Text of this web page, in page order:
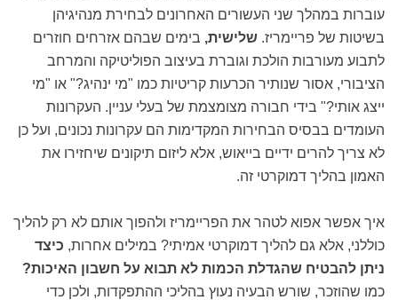
עוברות במהלך שני העשורים האחרונים לבחירת מנהיגיהן
בשיטות של פריימריז. שלישית, בימים שבהם אזרחים חוזרים
לתבוע מעורבות הולכת וגוברת בעיצוב הפוליטיקה והמרחב
הציבורי, אסור שנותיר הכרעות קריטיות כמו "מי ינהיג?" או "מי
ייצג אותי?" בידי חבורה מצומצמת של בעלי עניין. העקרונות
העומדים בבסיס הבחירות המקדימות הם עקרונות נכונים, ועל כן
לא צריך להרים ידיים בייאוש, אלא ליזום תיקונים שיחזירו את
האמון בהליך דמוקרטי זה.
איך אפשר אפוא לטהר את הפריימריז ולהפוך אותם לא רק להליך
כוללני, אלא גם להליך דמוקרטי אמיתי? במילים אחרות, כיצד
ניתן להבטיח שהגדלת הכמות לא תבוא על חשבון האיכות?
כמו שהוזכר, שורש הבעיה נעוץ בהליכי ההתפקדות, ולכן כדי